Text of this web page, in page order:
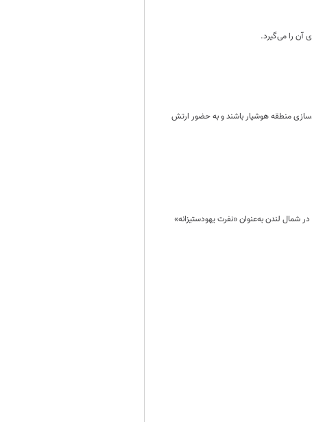
آن را می‌گیرد.
منطقه هوشیار باشند و به حضور ارتش
شمال لندن به‌عنوان «نفرت یهودستیزانه»